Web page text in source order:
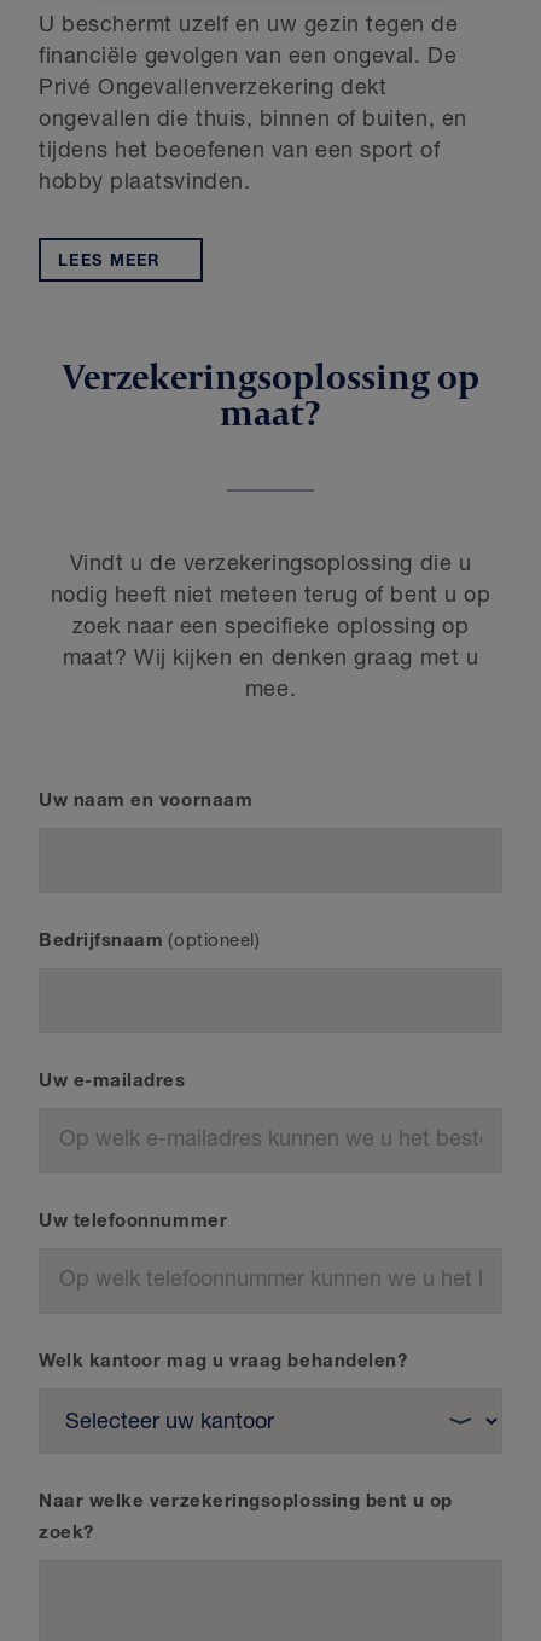
U beschermt uzelf en uw gezin tegen de
financiële gevolgen van een ongeval. De
Privé Ongevallenverzekering dekt
ongevallen die thuis, binnen of buiten, en
tijdens het beoefenen van een sport of
hobby plaatsvinden.
LEES MEER
Verzekeringsoplossing op
maat?
Vindt u de verzekeringsoplossing die u
nodig heeft niet meteen terug of bent u op
zoek naar een specifieke oplossing op
maat? Wij kijken en denken graag met u
mee.
Uw naam en voornaam
Bedrijfsnaam
Uw e-mailadres
Uw telefoonnummer
Welk kantoor mag u vraag behandelen?
Naar welke verzekeringsoplossing bent u op
zoek?